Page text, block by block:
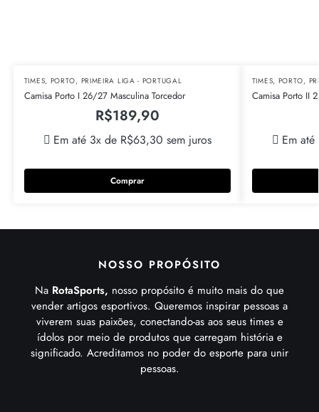
TIMES, PORTO, PRIMEIRA LIGA - PORTUGAL
Camisa Porto I 26/27 Masculina Torcedor
R$189,90
Em até 3x de R$63,30 sem juros
Comprar
TIMES, PORTO,
Camisa Porto II
Em
NOSSO PROPÓSITO
Na RotaSports, nosso propósito é muito mais do que
vender artigos esportivos. Queremos inspirar pessoas a
viverem suas paixões, conectando-as aos seus times e
ídolos por meio de produtos que carregam história e
significado. Acreditamos no poder do esporte para unir
pessoas.